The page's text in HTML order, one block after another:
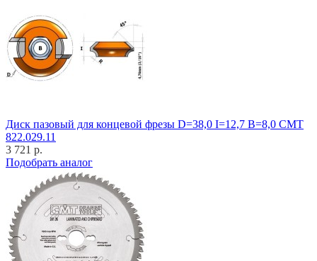
Диск пазовый для концевой фрезы D=38,0 I=12,7 B=8,0 CMT
822.029.11
3 721 р.
Подобрать аналог